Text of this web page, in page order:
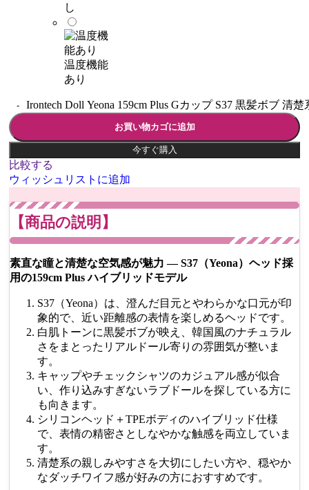
し
温度機能
あり
Irontech Doll Yeona 159cm Plus Gカップ S37 黒髪ボブ 清
お買い物カゴに追加
今すぐ購入
比較する
ウィッシュリストに追加
【商品の説明】
素直な瞳と清楚な空気感が魅力 ― S37（Yeona）ヘッド採
用の159cm Plus ハイブリッドモデル
S37（Yeona）は、澄んだ目元とやわらかな口元が印
象的で、近い距離感の表情を楽しめるヘッドです。
白肌トーンに黒髪ボブが映え、韓国風のナチュラル
さをまとったリアルドール寄りの雰囲気が整いま
す。
キャップやチェックシャツのカジュアル感が似合
い、作り込みすぎないラブドールを探している方に
も向きます。
シリコンヘッド＋TPEボディのハイブリッド仕様
で、表情の精密さとしなやかな触感を両立していま
す。
清楚系の親しみやすさを大切にしたい方や、穏やか
なダッチワイフ感が好みの方におすすめです。